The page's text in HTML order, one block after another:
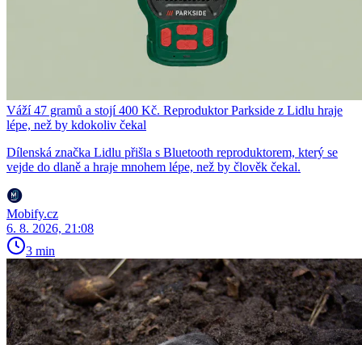
Váží 47 gramů a stojí 400 Kč. Reproduktor Parkside z Lidlu hraje
lépe, než by kdokoliv čekal
Dílenská značka Lidlu přišla s Bluetooth reproduktorem, který se
vejde do dlaně a hraje mnohem lépe, než by člověk čekal.
Mobify.cz
6. 8. 2026, 21:08
3 min